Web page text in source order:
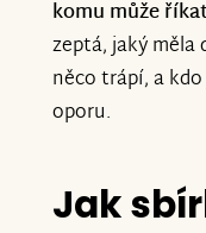
komu může
zeptá, jaký měla
něco trápí, a
oporu.
Jak